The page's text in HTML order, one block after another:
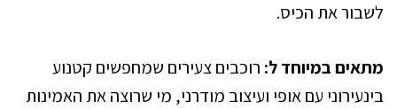
לשבור את הכיס.
מתאים במיוחד ל: רוכבים צעירים שמחפשים קטנוע
בינעירוני עם אופי ועיצוב מודרני, מי שרוצה את האמינות